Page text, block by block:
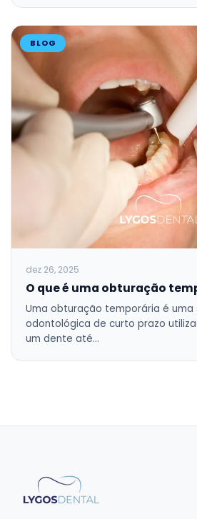
BLOG
dez 26, 2025
O que é uma obturação
Uma obturação temporária é uma
odontológica de curto prazo
um dente até…